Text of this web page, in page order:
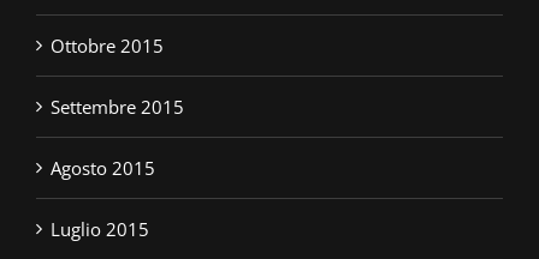
Ottobre 2015
Settembre 2015
Agosto 2015
Luglio 2015